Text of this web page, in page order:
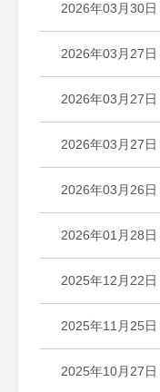
2026年03月30日
2026年03月27日
2026年03月27日
2026年03月27日
2026年03月26日
2026年01月28日
2025年12月22日
2025年11月25日
2025年10月27日